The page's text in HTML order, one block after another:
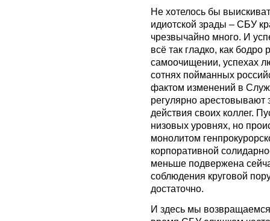
Не хотелось бы
идиотской зрады – СБУ
чрезвычайно много. И
всё так гладко, как
самоочищении, успехах
сотнях пойманных
фактом изменений в
регулярно арестовывают
действия своих коллег.
низовых уровнях, но
монолитом
корпоративной
меньше подвержена
соблюдения круговой
достаточно.
И здесь мы возвращаемся